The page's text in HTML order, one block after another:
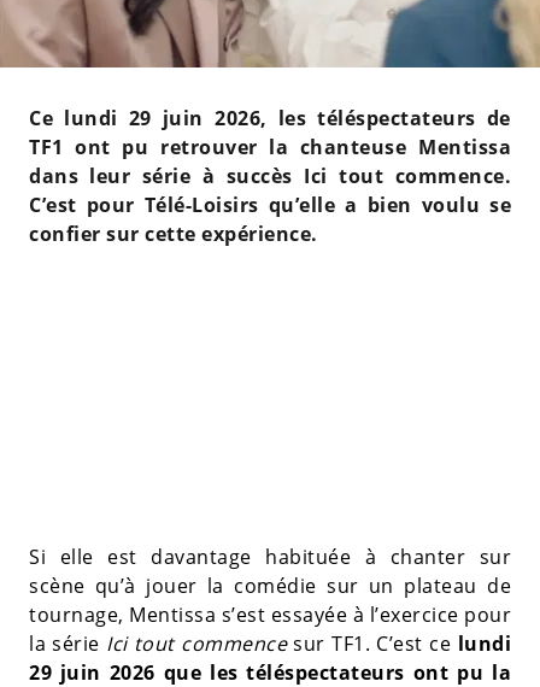
Ce lundi 29 juin 2026, les téléspectateurs de
TF1 ont pu retrouver la chanteuse Mentissa
dans leur série à succès Ici tout commence.
C’est pour Télé-Loisirs qu’elle a bien voulu se
confier sur cette expérience.
Si elle est davantage habituée à chanter sur
scène qu’à jouer la comédie sur un plateau de
tournage, Mentissa s’est essayée à l’exercice pour
la série Ici tout commencesur TF1. C’est ce lundi
29 juin 2026 que les téléspectateurs ont pu la